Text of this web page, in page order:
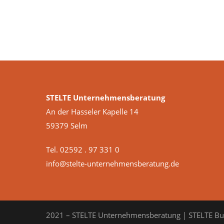
STELTE Unternehmensberatung
An der Hasseler Kapelle 14
59379 Selm
Tel. 02592 . 97 331 0
info@stelte-unternehmensberatung.de
2021 – STELTE Unternehmensberatung | STELTE